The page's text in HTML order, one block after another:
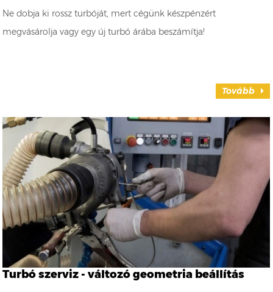
Ne dobja ki rossz turbóját, mert cégünk készpénzért
megvásárolja vagy egy új turbó árába beszámítja!
Tovább
Turbó szerviz - változó geometria beállítás